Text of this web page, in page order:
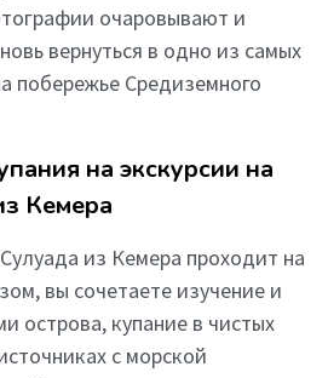
очаровывают и
вернуться в одно из самых
побережье Средиземного
на экскурсии на
Кемера
из Кемера проходит на
вы сочетаете изучение и
острова, купание в чистых
с морской